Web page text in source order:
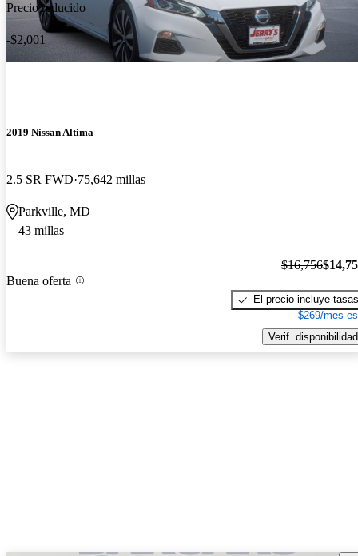
Precio reducido
-$2,001
2019 Nissan Altima
2.5 SR FWD 75,642 millas
Parkville, MD
43 millas
Buena oferta
$16,756
El precio incluye tasas
$269/mes
Verif. disponibilidad